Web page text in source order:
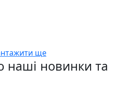
ще
наші новинки та